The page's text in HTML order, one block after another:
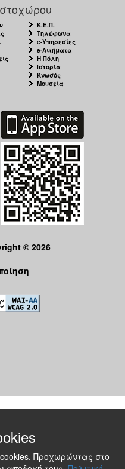
Κ.Ε.Π.
Τηλέφωνα
e-Υπηρεσίες
e-Αιτήματα
Η Πόλη
Ιστορία
Κνωσός
Μουσεία
© 2026
Προχωρώντας στο